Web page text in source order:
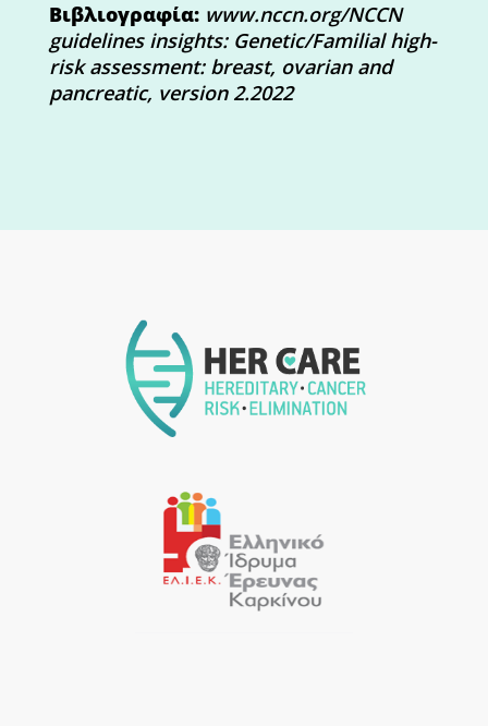
Βιβλιογραφία: www.nccn.org/NCCN
guidelines insights: Genetic/Familial high-
risk assessment: breast, ovarian and
pancreatic, version 2.2022